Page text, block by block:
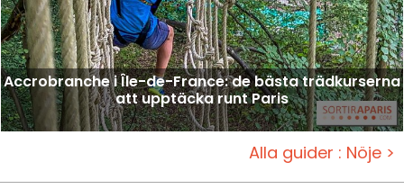
Accrobranche i Île-de-France: de bästa trädkurserna
att upptäcka runt Paris
Alla guider : Nöje >